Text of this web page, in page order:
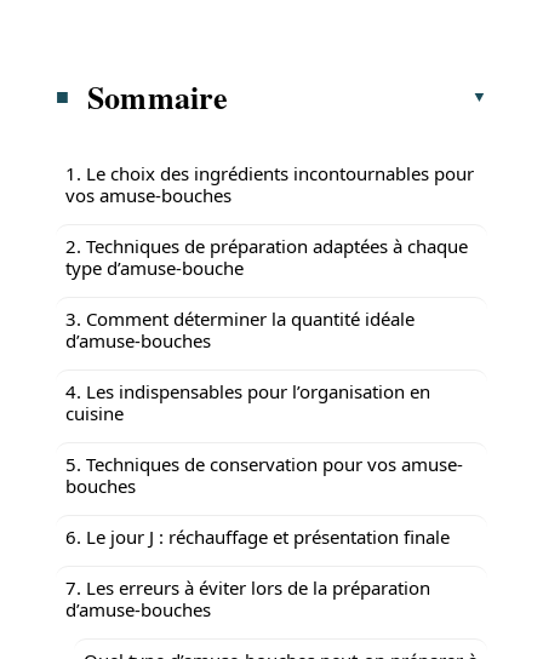
Sommaire
1. Le choix des ingrédients incontournables pour
vos amuse-bouches
2. Techniques de préparation adaptées à chaque
type d’amuse-bouche
3. Comment déterminer la quantité idéale
d’amuse-bouches
4. Les indispensables pour l’organisation en
cuisine
5. Techniques de conservation pour vos amuse-
bouches
6. Le jour J : réchauffage et présentation finale
7. Les erreurs à éviter lors de la préparation
d’amuse-bouches